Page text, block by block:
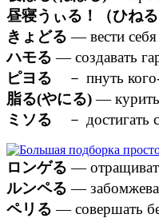
昼寝うぃる！（ひねる
きょどる — вести себя
ハモる — создавать
ピヨる － пнуть кого-
脂る(やにる)— курить
ミソる － достигать
ロンゲる —
ルンペる —
ペリる — совершать